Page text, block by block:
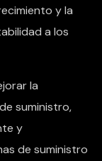
y la
a los
la
suministro,
y
de suministro